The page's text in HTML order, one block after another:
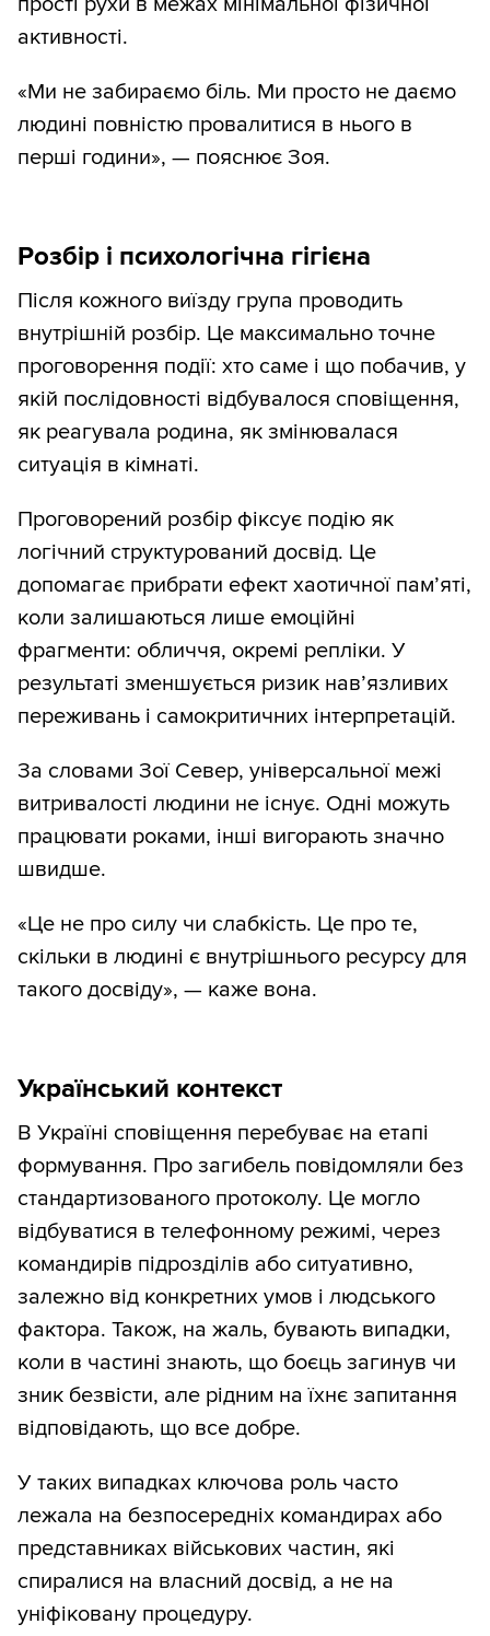
активності.
«Ми не забираємо біль. Ми просто не даємо
людині повністю провалитися в нього в
перші години», — пояснює Зоя.
Розбір і психологічна гігієна
Після кожного виїзду група проводить
внутрішній розбір. Це максимально точне
проговорення події: хто саме і що побачив, у
якій послідовності відбувалося сповіщення,
як реагувала родина, як змінювалася
ситуація в кімнаті.
Проговорений розбір фіксує подію як
логічний структурований досвід. Це
допомагає прибрати ефект хаотичної пам’яті,
коли залишаються лише емоційні
фрагменти: обличчя, окремі репліки. У
результаті зменшується ризик нав’язливих
переживань і самокритичних інтерпретацій.
За словами Зої Север, універсальної межі
витривалості людини не існує. Одні можуть
працювати роками, інші вигорають значно
швидше.
«Це не про силу чи слабкість. Це про те,
скільки в людині є внутрішнього ресурсу для
такого досвіду», — каже вона.
Український контекст
В Україні сповіщення перебуває на етапі
формування. Про загибель повідомляли без
стандартизованого протоколу. Це могло
відбуватися в телефонному режимі, через
командирів підрозділів або ситуативно,
залежно від конкретних умов і людського
фактора. Також, на жаль, бувають випадки,
коли в частині знають, що боєць загинув чи
зник безвісти, але рідним на їхнє запитання
відповідають, що все добре.
У таких випадках ключова роль часто
лежала на безпосередніх командирах або
представниках військових частин, які
спиралися на власний досвід, а не на
уніфіковану процедуру.